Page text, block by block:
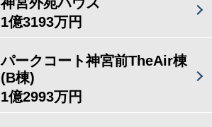
1億3193万円
パークコート神宮前TheAir棟
(B棟)
1億2993万円